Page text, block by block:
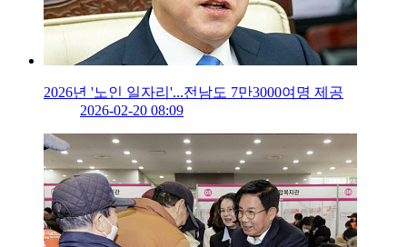
2026년 '노인 일자리'...전남도 7만3000여명 제공
2026-02-20 08:09